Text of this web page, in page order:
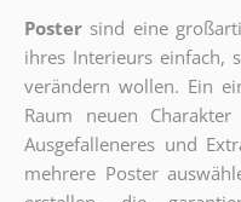
Poster sind eine
ihres Interieurs einfach,
verändern wollen. Ein
Raum neuen
Ausgefalleneres und
mehrere Poster